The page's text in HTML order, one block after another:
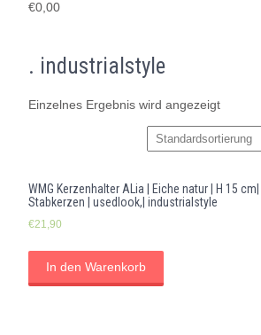
€0,00
. industrialstyle
Einzelnes Ergebnis wird angezeigt
WMG Kerzenhalter ALia | Eiche natur | H 15
Stabkerzen | usedlook,| industrialstyle
€21,90
In den Warenkorb